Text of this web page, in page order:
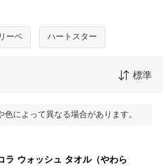
リーベ ハートスター
標準
によって異なる場合があります。
ラ ウォッシュ タオル（やわら